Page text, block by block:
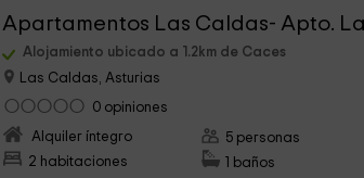
Alojamiento ubicado a 1.2km de Caces
Las Caldas, Asturias
0 opiniones
Alquiler íntegro
2 habitaciones
5 personas
1 baños